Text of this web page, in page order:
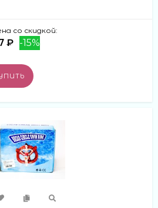
со скидкой:
₽ -15%